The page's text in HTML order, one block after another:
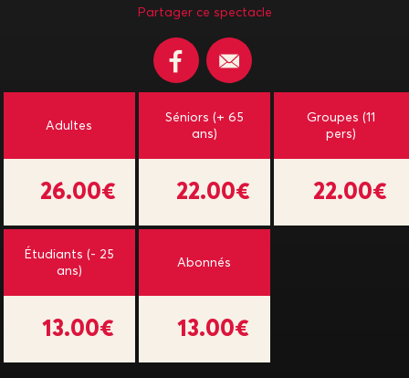
Partager ce spectacle
Adultes
26.00€
Séniors (+ 65
ans)
22.00€
Groupes (11
pers)
22.00€
Étudiants (- 25
ans)
13.00€
Abonnés
13.00€